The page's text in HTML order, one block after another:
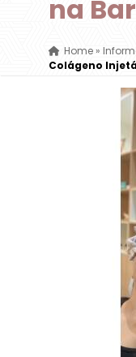
na
Home»
Colágeno